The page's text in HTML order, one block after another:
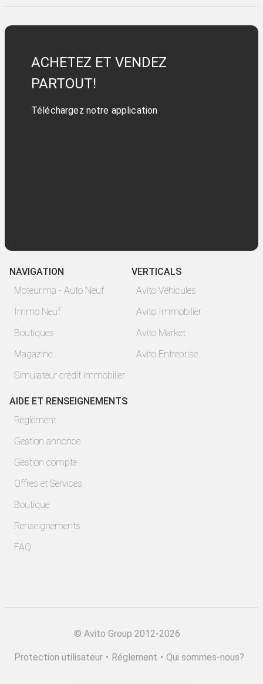
ACHETEZ ET VENDEZ
PARTOUT!
Téléchargez notre application
NAVIGATION
Moteur.ma - Auto Neuf
Immo Neuf
Boutiques
Magazine
Simulateur crédit immobilier
VERTICALS
Avito Véhicules
Avito Immobilier
Avito Market
Avito Entreprise
AIDE ET RENSEIGNEMENTS
Règlement
Gestion annonce
Gestion compte
Offres et Services
Boutique
Renseignements
FAQ
© Avito Group 2012-2026
Protection utilisateur • Réglement • Qui sommes-nous?